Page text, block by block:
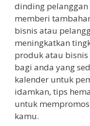
dinding pelanggan
memberi
bisnis atau
meningkatkan
produk atau
bagi anda yang
kalender untuk
idamkan, tips
untuk
kamu.